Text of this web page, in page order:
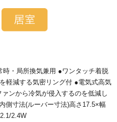
・局所換気兼用 ●ワンタッチ着脱
軽減する気密リング付 ●電気式高気
ンから冷気が侵入するのを低減し
側寸法(ルーバー寸法)高さ17.5×幅
2.4W